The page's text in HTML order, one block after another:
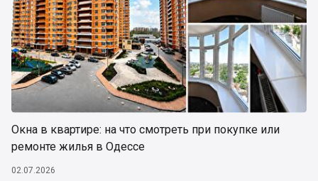
Окна в квартире: на что смотреть при покупке или
ремонте жилья в Одессе
02.07.2026